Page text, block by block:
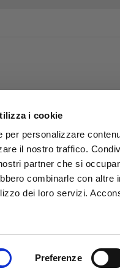
i cookie
per personalizzare
il nostro traffico.
partner che si
combinarle con
dei loro servizi.
Preferenze
S.p.A. - P.Iva